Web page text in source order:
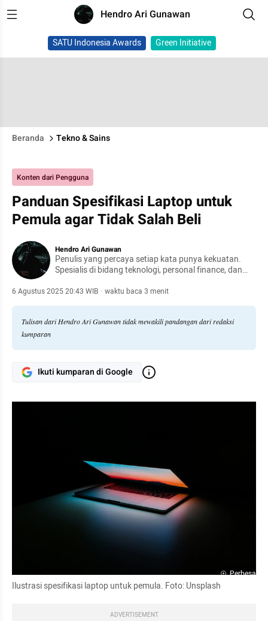
Hendro Ari Gunawan
SATU Indonesia Awards Green Initiative
Beranda Tekno & Sains
Konten dari Pengguna
Panduan Spesifikasi Laptop untuk
Pemula agar Tidak Salah Beli
Hendro Ari Gunawan
Penulis yang percaya setiap kata punya kekuatan.
Spesialis di bidang teknologi, personal finance, dan
6 Agustus 2025 20:43 WIB · waktu baca 3 menit
Tulisan dari Hendro Ari Gunawan tidak mewakili pandangan dari redaksi
kumparan
Ikuti kumparan di Google
Perbesar
Ilustrasi spesifikasi laptop untuk pemula. Foto: Unsplash
ADVERTISEMENT